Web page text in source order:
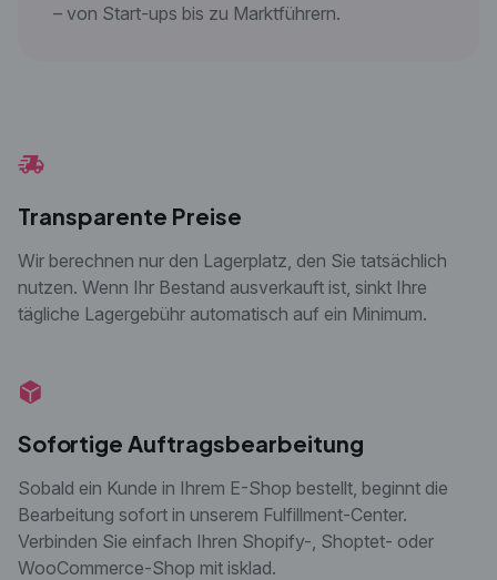
– von Start-ups bis zu Marktführern.
Transparente Preise
Wir berechnen nur den Lagerplatz, den Sie tatsächlich
nutzen. Wenn Ihr Bestand ausverkauft ist, sinkt Ihre
tägliche Lagergebühr automatisch auf ein Minimum.
Sofortige Auftragsbearbeitung
Sobald ein Kunde in Ihrem E-Shop bestellt, beginnt die
Bearbeitung sofort in unserem Fulfillment-Center.
Verbinden Sie einfach Ihren Shopify-, Shoptet- oder
WooCommerce-Shop mit isklad.